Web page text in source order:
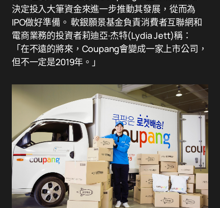
決定投入大筆資金來進一步推動其發展，從而為
IPO做好準備。 軟銀願景基金負責消費者互聯網和
電商業務的投資者莉迪亞·杰特(Lydia Jett)稱：
「在不遠的將來，Coupang會變成一家上市公司，
但不一定是2019年。」